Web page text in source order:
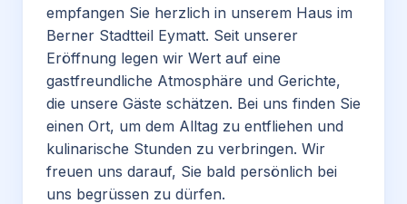
empfangen Sie herzlich in unserem Haus im
Berner Stadtteil Eymatt. Seit unserer
Eröffnung legen wir Wert auf eine
gastfreundliche Atmosphäre und Gerichte,
die unsere Gäste schätzen. Bei uns finden Sie
einen Ort, um dem Alltag zu entfliehen und
kulinarische Stunden zu verbringen. Wir
freuen uns darauf, Sie bald persönlich bei
uns begrüssen zu dürfen.